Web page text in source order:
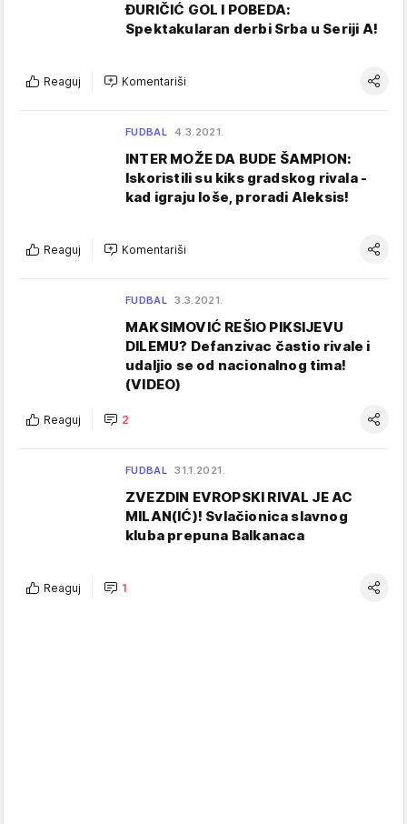
ĐURIČIĆ GOL I POBEDA:
Spektakularan derbi Srba u Seriji A!
Reaguj Komentariši
FUDBAL 4.3.2021.
INTER MOŽE DA BUDE ŠAMPION:
Iskoristili su kiks gradskog rivala -
kad igraju loše, proradi Aleksis!
Reaguj Komentariši
FUDBAL 3.3.2021.
MAKSIMOVIĆ REŠIO PIKSIJEVU
DILEMU? Defanzivac častio rivale i
udaljio se od nacionalnog tima!
(VIDEO)
Reaguj 2
FUDBAL 31.1.2021.
ZVEZDIN EVROPSKI RIVAL JE AC
MILAN(IĆ)! Svlačionica slavnog
kluba prepuna Balkanaca
Reaguj 1